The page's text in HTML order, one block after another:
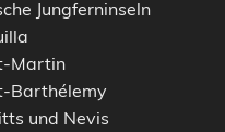
Jungferninseln
Martin
Barthélemy
und Nevis